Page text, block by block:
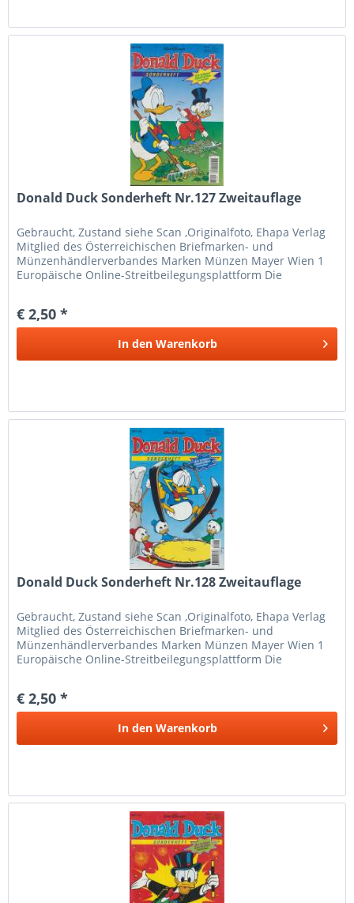
Donald Duck Sonderheft Nr.127 Zweitauflage
Gebraucht, Zustand siehe Scan ,Originalfoto, Ehapa Verlag
Mitglied des Österreichischen Briefmarken- und
Münzenhändlerverbandes Marken Münzen Mayer Wien 1
Europäische Online-Streitbeilegungsplattform Die
€ 2,50 *
In den Warenkorb
Donald Duck Sonderheft Nr.128 Zweitauflage
Gebraucht, Zustand siehe Scan ,Originalfoto, Ehapa Verlag
Mitglied des Österreichischen Briefmarken- und
Münzenhändlerverbandes Marken Münzen Mayer Wien 1
Europäische Online-Streitbeilegungsplattform Die
€ 2,50 *
In den Warenkorb